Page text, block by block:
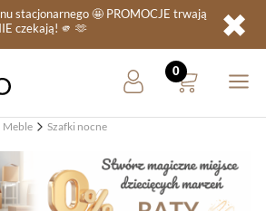
stacjonarnego🤩 PROMOCJE trwają
czekają! 🫵 🫶 ✖
Meble Szafki nocne